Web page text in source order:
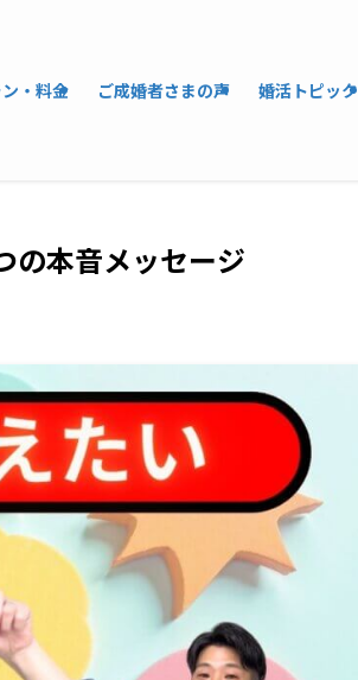
・料金 ご成婚者さまの声 婚活トピック
の本音メッセージ